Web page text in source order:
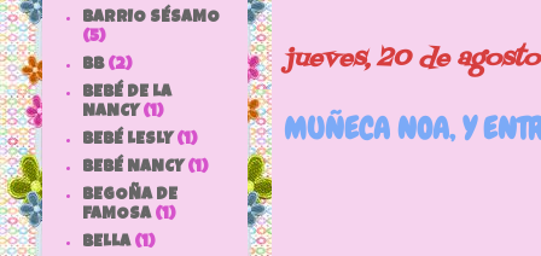
jueves, 20 de
MUÑECA NOA, Y
BARRIO SÉSAMO
(5)
bb (2)
BEBÉ DE LA
NANCY (1)
BEBÉ LESLY (1)
BEBÉ NANCY (1)
BEGOÑA DE
FAMOSA (1)
BELLA (1)